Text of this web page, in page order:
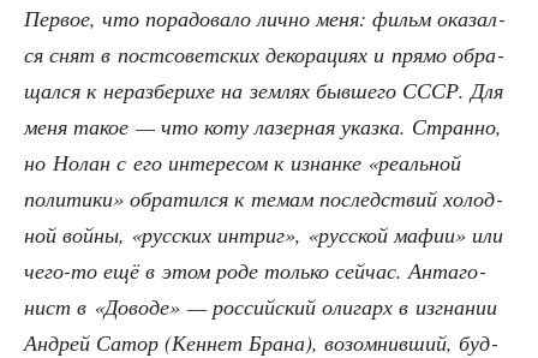
Пер­вое, что пора­до­ва­ло лич­но меня: фильм ока­зал­
ся снят в пост­со­вет­ских деко­ра­ци­ях и пря­мо обра­
щал­ся к нераз­бе­ри­хе на зем­лях быв­ше­го СССР. Для
меня такое — что коту лазер­ная указ­ка. Стран­но,
но Нолан с его инте­ре­сом к изнан­ке «реаль­ной
поли­ти­ки» обра­тил­ся к темам послед­ствий холод­
ной вой­ны, «рус­ских интриг», «рус­ской мафии» или
чего-то ещё в этом роде толь­ко сей­час. Анта­го­
нист в «Дово­де» — рос­сий­ский оли­гарх в изгна­нии
Андрей Сатор (Кен­нет Бра­на), возо­мнив­ший, буд­